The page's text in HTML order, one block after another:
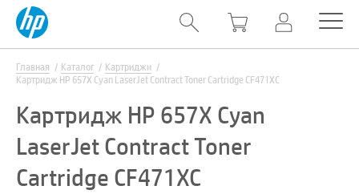
Главная Каталог
Картриджи
Картридж HP 657X Cyan LaserJet Contract Toner Cartridge CF471XC
Картридж HP 657X Cyan
LaserJet Contract Toner
Cartridge CF471XC